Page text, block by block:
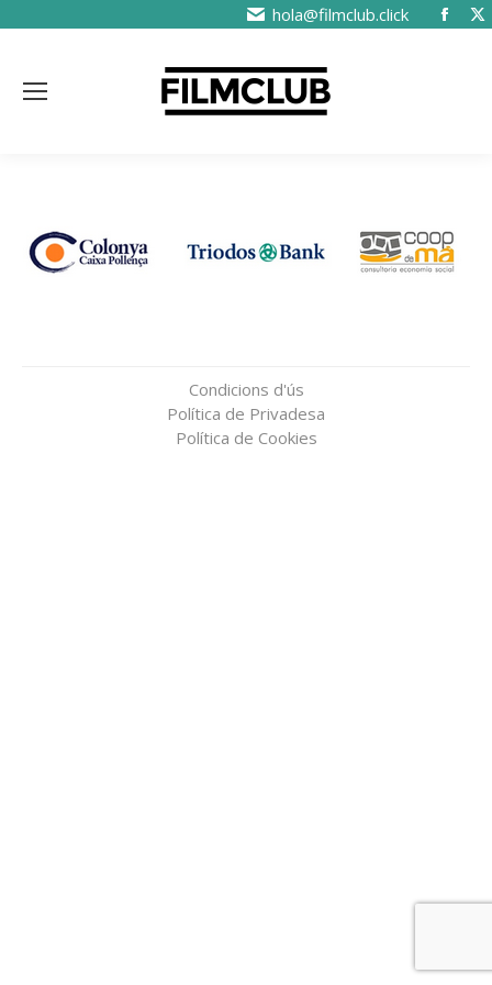
hola@filmclub.click
Condicions d'ús
Política de Privadesa
Política de Cookies